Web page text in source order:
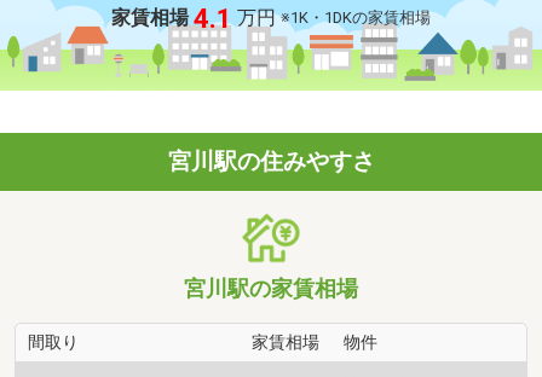
家賃相場 4.1 万円 ※1K・1DKの家賃相場
宮川駅の住みやすさ
宮川駅の家賃相場
間取り 家賃相場 物件